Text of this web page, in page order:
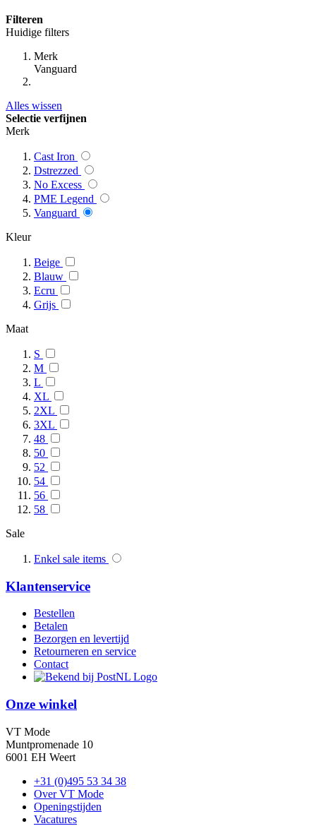
Filteren
Huidige filters
Merk
Vanguard
Alles wissen
Selectie verfijnen
Merk
Cast Iron
Dstrezzed
No Excess
PME Legend
Vanguard
Kleur
Beige
Blauw
Ecru
Grijs
Maat
S
M
L
XL
2XL
3XL
48
50
52
54
56
58
Sale
Enkel sale items
Klantenservice
Bestellen
Betalen
Bezorgen en levertijd
Retourneren en service
Contact
Onze winkel
VT Mode
Muntpromenade 10
6001 EH Weert
+31 (0)495 53 34 38
Over VT Mode
Openingstijden
Vacatures